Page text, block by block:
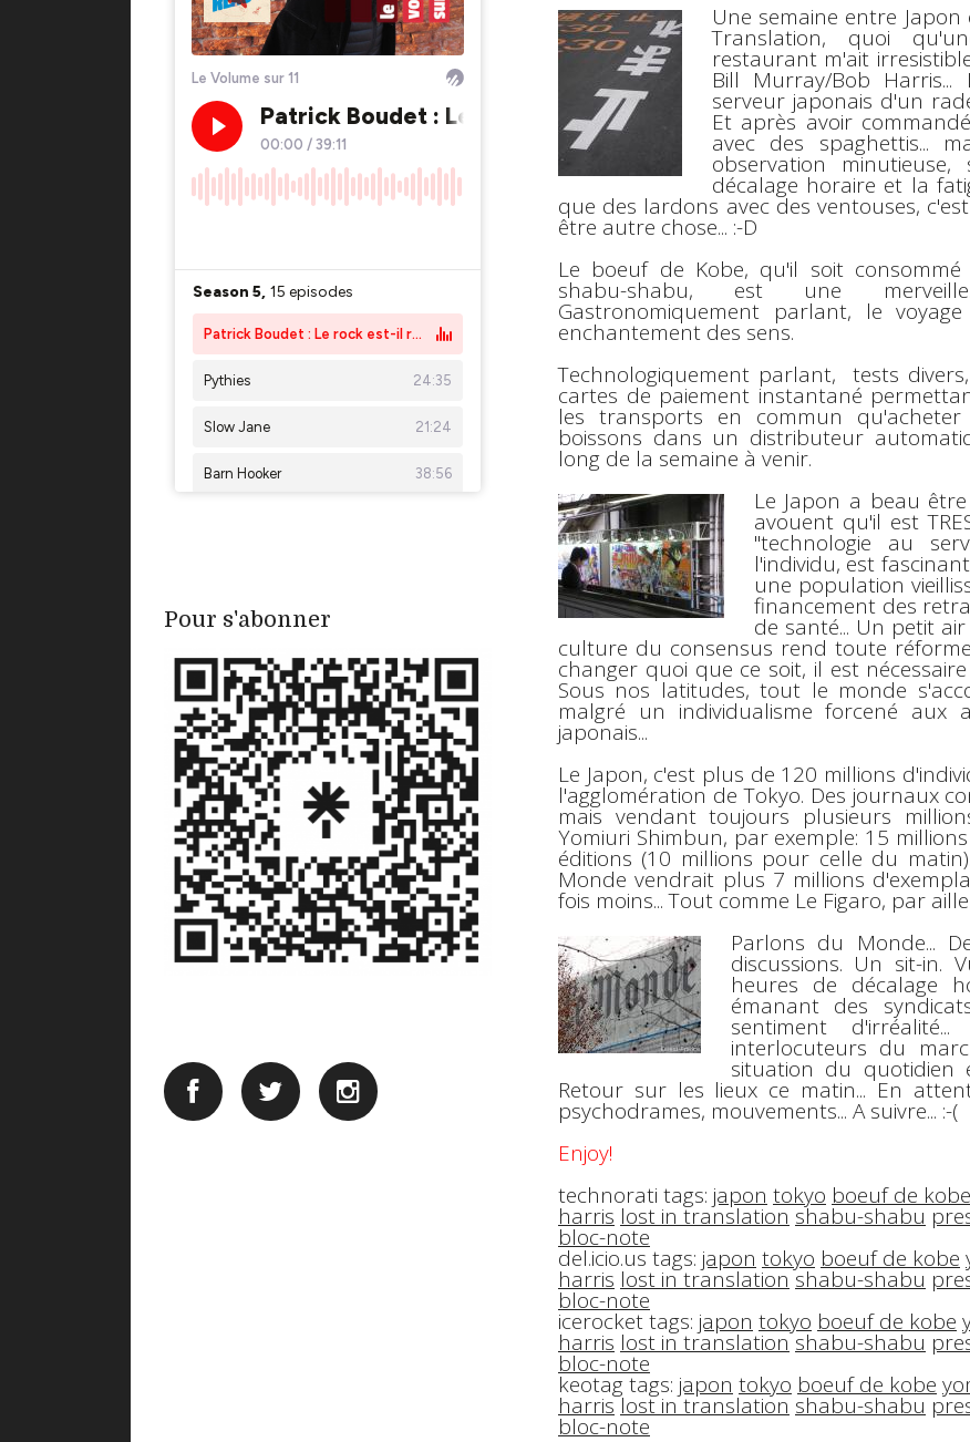
Pour s'abonner
Une semaine entre Japon
Translation, quoi
restaurant m'ait
Bill Murray/Bob Harris...
serveur japonais d'un
Et après avoir
avec des spaghettis...
observation
décalage horaire et la
que des lardons avec des ventouses,
être autre chose... :-D
Le boeuf de Kobe, qu'il soit
shabu-shabu, est une
Gastronomiquement parlant, le
enchantement des sens.
Technologiquement parlant, tests
cartes de paiement instantané
les transports en commun
boissons dans un distributeur
long de la semaine à venir.
Le Japon a beau
avouent qu'il est
"technologie au
l'individu, est
une population
financement des
de santé... Un petit
culture du consensus rend toute
changer quoi que ce soit, il est
Sous nos latitudes, tout le monde
malgré un individualisme forcené aux
japonais...
Le Japon, c'est plus de 120 millions
l'agglomération deTokyo. Des journaux
mais vendant toujours plusieurs
Yomiuri Shimbun, par exemple: 15
éditions (10 millions pour celle du
Monde vendrait plus 7 millions
fois moins... Tout comme Le Figaro, par
Parlons du Monde...
discussions. Un sit-in.
heures de décalage
émanant des
sentiment
interlocuteurs du
situation du quotidien
Retour sur les lieux ce matin... En
psychodrames, mouvements... A suivre... :-(
Enjoy!
technorati tags: japon tokyo boeuf de kobe
harris lost in translation shabu-shabu
bloc-note
del.icio.us tags: japon tokyo boeuf de kobe
harris lost in translation shabu-shabu
bloc-note
icerocket tags: japon tokyo boeuf de kobe
harris lost in translation shabu-shabu
bloc-note
keotag tags: japon tokyo boeuf de kobe
harrislost in translation shabu-shabu
bloc-note